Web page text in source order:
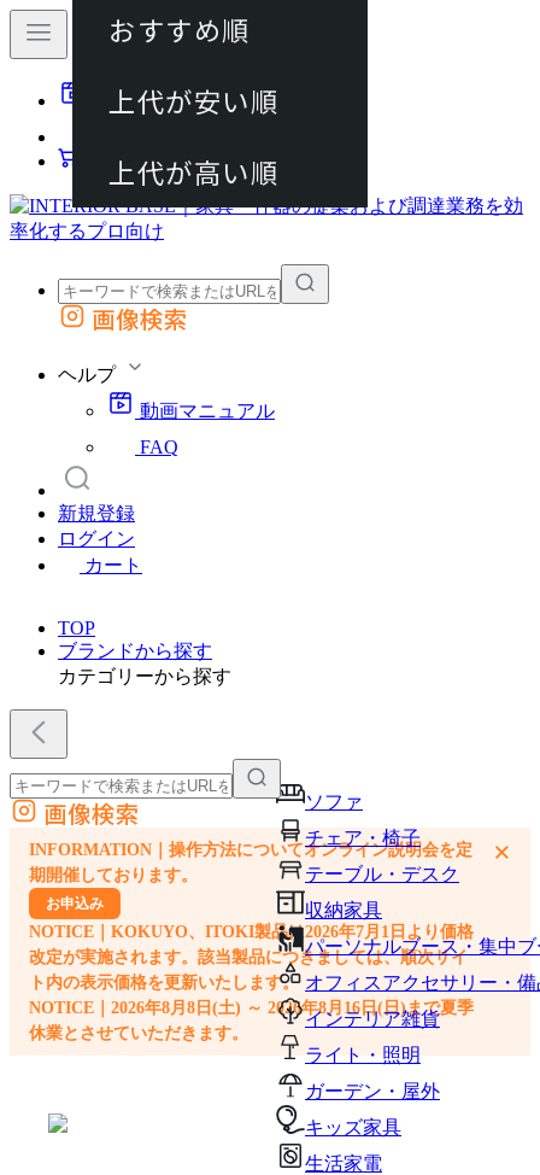
動画マニュアル
カート
外部サイトの商品をカートに追加
画像検索
ヘルプ
動画マニュアル
FAQ
新規登録
ログイン
カート
TOP
ブランドから探す
カテゴリーから探す
ソファ
チェア・椅子
テーブル・デスク
収納家具
パーソナルブース・集中
オフィスアクセサリー・備
インテリア雑貨
ライト・照明
ガーデン・屋外
キッズ家具
生活家電
外部サイトの商品をカートに追加
他のサイトで見つけた商品ページのURLを貼り付けて、カートに追加できます
画像検索
INFORMATION｜操作方法についてオンライン説明会を定
期開催しております。
お申込み
NOTICE｜KOKUYO、ITOKI製品は2026年7月1日より価格
改定が実施されます。該当製品につきましては、順次サイ
ト内の表示価格を更新いたします。
NOTICE｜2026年8月8日(土) ～ 2026年8月16日(日)まで夏季
休業とさせていただきます。
×
おすすめ順
上代が安い順
上代が高い順